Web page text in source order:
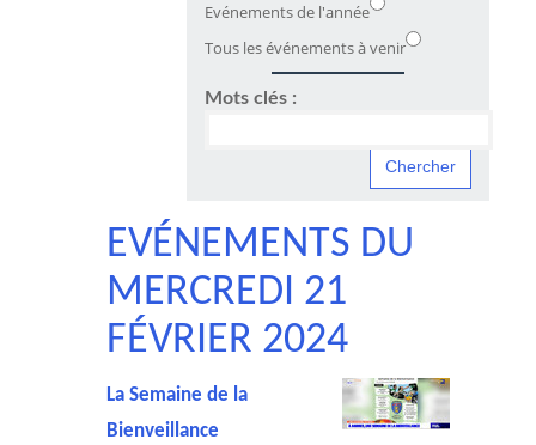
Evénements de l'année
Tous les événements à venir
Mots clés :
EVÉNEMENTS DU
MERCREDI 21
FÉVRIER 2024
La Semaine de la
Bienveillance